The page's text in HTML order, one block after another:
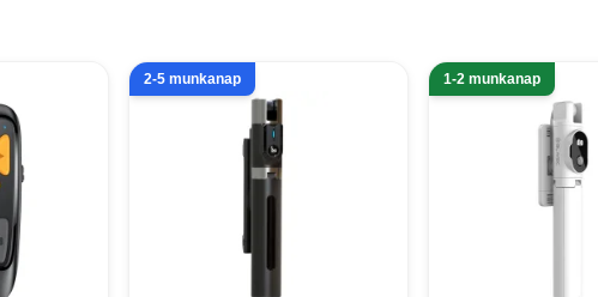
2-5 munkanap 1-2 munkanap